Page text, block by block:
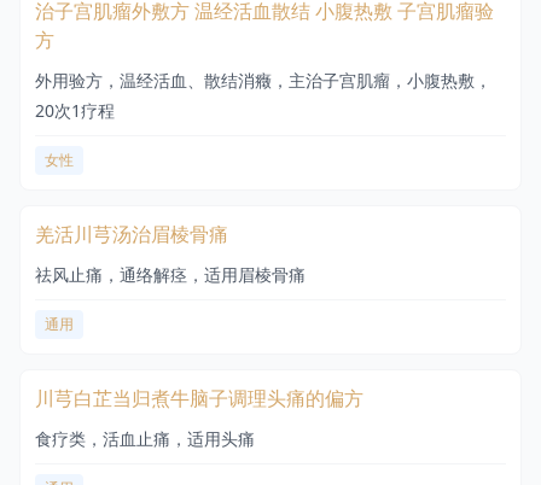
治子宫肌瘤外敷方 温经活血散结 小腹热敷 子宫肌瘤验
方
外用验方，温经活血、散结消癥，主治子宫肌瘤，小腹热敷，
20次1疗程
女性
羌活川芎汤治眉棱骨痛
祛风止痛，通络解痉，适用眉棱骨痛
通用
川芎白芷当归煮牛脑子调理头痛的偏方
食疗类，活血止痛，适用头痛